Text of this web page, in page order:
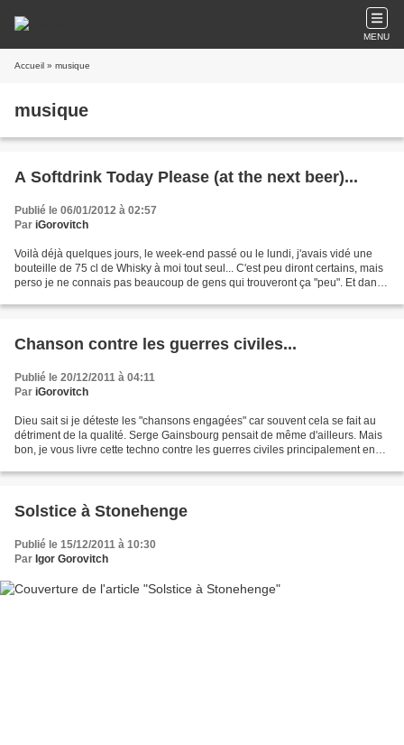
MENU
Accueil » musique
musique
A Softdrink Today Please (at the next beer)...
Publié le 06/01/2012 à 02:57
Par iGorovitch
Voilà déjà quelques jours, le week-end passé ou le lundi, j'avais vidé une
bouteille de 75 cl de Whisky à moi tout seul... C'est peu diront certains, mais
perso je ne connais pas beaucoup de gens qui trouveront ça "peu". Et dans
Chanson contre les guerres civiles...
Publié le 20/12/2011 à 04:11
Par iGorovitch
Dieu sait si je déteste les "chansons engagées" car souvent cela se fait au
détriment de la qualité. Serge Gainsbourg pensait de même d'ailleurs. Mais
bon, je vous livre cette techno contre les guerres civiles principalement en
Solstice à Stonehenge
Publié le 15/12/2011 à 10:30
Par Igor Gorovitch